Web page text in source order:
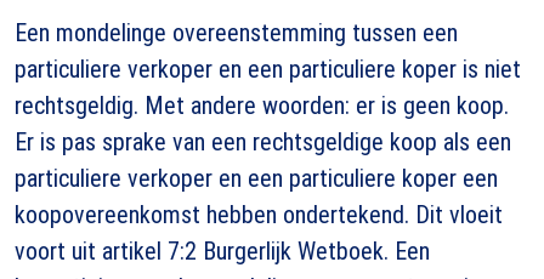
Een mondelinge overeenstemming tussen een
particuliere verkoper en een particuliere koper is niet
rechtsgeldig. Met andere woorden: er is geen koop.
Er is pas sprake van een rechtsgeldige koop als een
particuliere verkoper en een particuliere koper een
koopovereenkomst hebben ondertekend. Dit vloeit
voort uit artikel 7:2 Burgerlijk Wetboek. Een